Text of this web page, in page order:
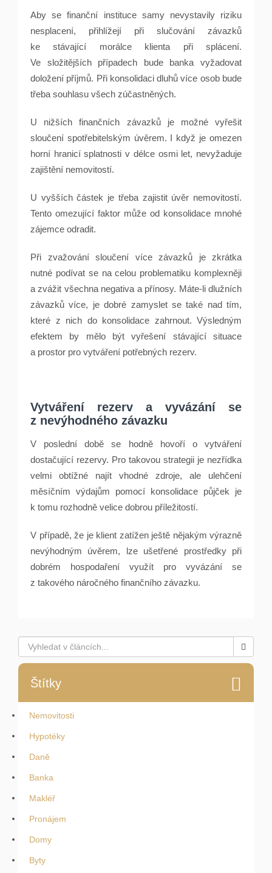
Aby se finanční instituce samy nevystavily riziku
nesplacení, přihlížejí při slučování závazků
ke stávající morálce klienta při splácení.
Ve složitějších případech bude banka vyžadovat
doložení příjmů. Při konsolidaci dluhů více osob bude
třeba souhlasu všech zúčastněných.
U nižších finančních závazků je možné vyřešit
sloučení spotřebitelským úvěrem. I když je omezen
horní hranicí splatnosti v délce osmi let, nevyžaduje
zajištění nemovitostí.
U vyšších částek je třeba zajistit úvěr nemovitostí.
Tento omezující faktor může od konsolidace mnohé
zájemce odradit.
Při zvažování sloučení více závazků je zkrátka
nutné podívat se na celou problematiku komplexněji
a zvážit všechna negativa a přínosy. Máte-li dlužních
závazků více, je dobré zamyslet se také nad tím,
které z nich do konsolidace zahrnout. Výsledným
efektem by mělo být vyřešení stávající situace
a prostor pro vytváření potřebných rezerv.
Vytváření rezerv a vyvázání se
z nevýhodného závazku
V poslední době se hodně hovoří o vytváření
dostačující rezervy. Pro takovou strategii je nezřídka
velmi obtížné najít vhodné zdroje, ale ulehčení
měsíčním výdajům pomocí konsolidace půjček je
k tomu rozhodně velice dobrou příležitostí.
V případě, že je klient zatížen ještě nějakým výrazně
nevýhodným úvěrem, lze ušetřené prostředky při
dobrém hospodaření využít pro vyvázání se
z takového náročného finančního závazku.
Štítky
Nemovitosti
Hypotéky
Daně
Banka
Makléř
Pronájem
Domy
Byty